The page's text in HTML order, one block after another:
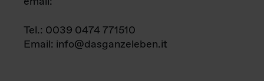
Tel.: 0039 0474 771510
Email: info@dasganzeleben.it